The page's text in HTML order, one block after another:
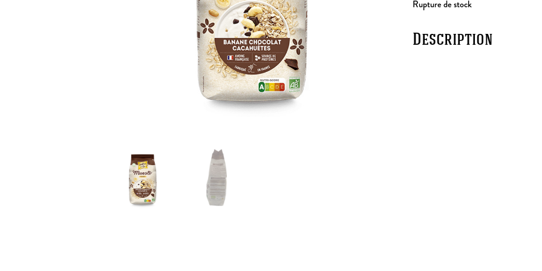
Rupture de stock
Description